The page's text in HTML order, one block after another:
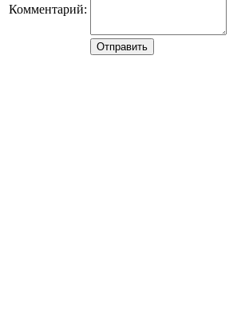
Комментарий: